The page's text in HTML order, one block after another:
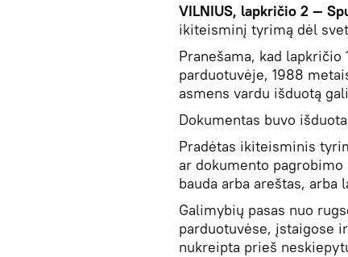
VILNIUS, lapkričio 2 —
ikiteisminį tyrimą dėl
Pranešama, kad lapkričio
parduotuvėje, 1988
asmens vardu išduotą
Dokumentas buvo
Pradėtas ikiteisminis
ar dokumento
bauda arba areštas,
Galimybių pasas nuo
parduotuvėse, įstaigose
nukreipta prieš